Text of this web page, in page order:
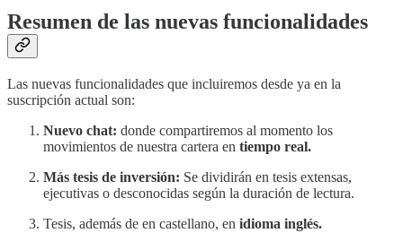
Resumen de las nuevas funcionalidades
Las nuevas funcionalidades que incluiremos desde ya en la
suscripción actual son:
Nuevo chat: donde compartiremos al momento los
movimientos de nuestra cartera en tiempo real.
Más tesis de inversión: Se dividirán en tesis extensas,
ejecutivas o desconocidas según la duración de lectura.
Tesis, además de en castellano, en idioma inglés.